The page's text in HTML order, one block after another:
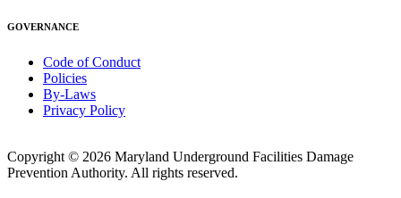
GOVERNANCE
Code of Conduct
Policies
By-Laws
Privacy Policy
Copyright © 2026 Maryland Underground Facilities Damage
Prevention Authority. All rights reserved.